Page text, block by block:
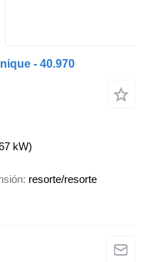
- 40.970
kW)
resorte/resorte